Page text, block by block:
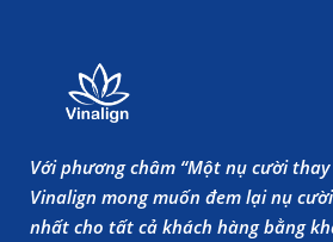
Với phương châm “Một nụ cười
Vinalign mong muốn đem lại nụ
nhất cho tất cả khách hàng bằng